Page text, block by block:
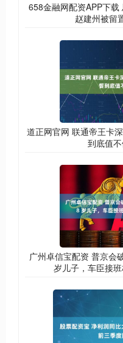
658金融网配资APP下
赵建州被留
道正网官网 联通帝王卡
到底值
广州卓信宝配资 普京会
岁儿子，车臣接